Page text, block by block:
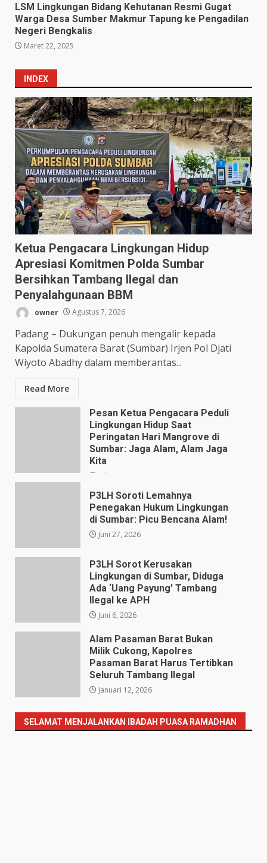
LSM Lingkungan Bidang Kehutanan Resmi Gugat
Warga Desa Sumber Makmur Tapung ke Pengadilan
Negeri Bengkalis
Maret 22, 2025
INDEX
Ketua Pengacara Lingkungan Hidup
Apresiasi Komitmen Polda Sumbar
Bersihkan Tambang Ilegal dan
Penyalahgunaan BBM
owner Agustus 7, 2026
Padang – Dukungan penuh mengalir kepada
Kapolda Sumatera Barat (Sumbar) Irjen Pol Djati
Wiyoto Abadhy dalam memberantas...
Read More
Pesan Ketua Pengacara Peduli
Lingkungan Hidup Saat
Peringatan Hari Mangrove di
Sumbar: Jaga Alam, Alam Jaga
Kita
Juli 28, 2026
P3LH Soroti Lemahnya
Penegakan Hukum Lingkungan
di Sumbar: Picu Bencana Alam!
Juni 27, 2026
P3LH Sorot Kerusakan
Lingkungan di Sumbar, Diduga
Ada ‘Uang Payung’ Tambang
Ilegal ke APH
Juni 6, 2026
Alam Pasaman Barat Bukan
Milik Cukong, Kapolres
Pasaman Barat Harus Tertibkan
Seluruh Tambang Ilegal
Januari 12, 2026
SELAMAT MENJALANKAN IBADAH PUASA RAMADHAN